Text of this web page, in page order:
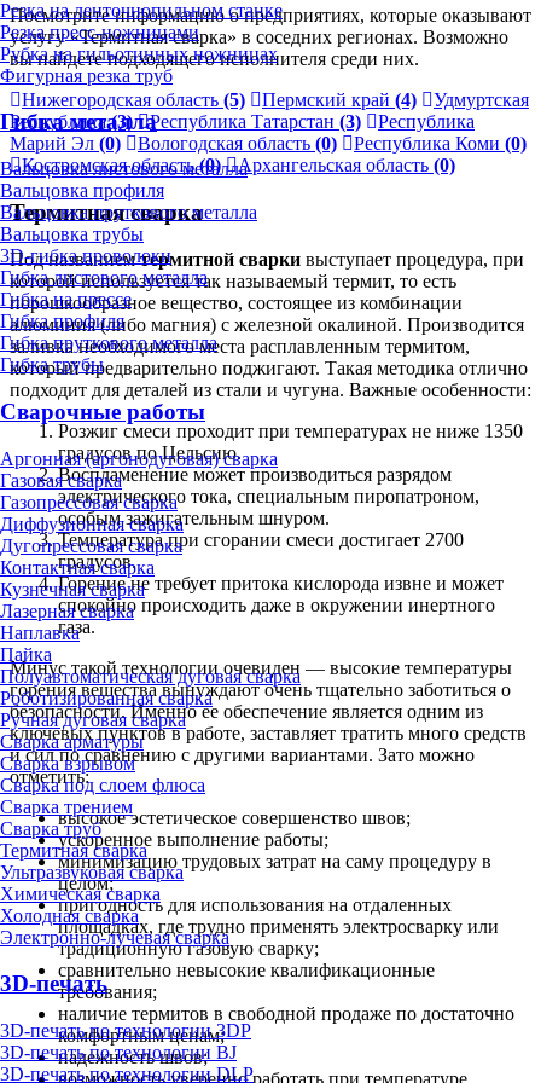
Резка на ленточнопильном станке
Резка пресс-ножницами
Рубка на гильотинных ножницах
Фигурная резка труб
Гибка металла
Вальцовка листового металла
Вальцовка профиля
Вальцовка пруткового металла
Вальцовка трубы
3D-гибка проволоки
Гибка листового металла
Гибка на прессе
Гибка профиля
Гибка пруткового металла
Гибка трубы
Сварочные работы
Аргонная (аргонодуговая) сварка
Газовая сварка
Газопрессовая сварка
Диффузионная сварка
Дугопрессовая сварка
Контактная сварка
Кузнечная сварка
Лазерная сварка
Наплавка
Пайка
Полуавтоматическая дуговая сварка
Роботизированная сварка
Ручная дуговая сварка
Сварка арматуры
Сварка взрывом
Сварка под слоем флюса
Сварка трением
Сварка труб
Термитная сварка
Ультразвуковая сварка
Химическая сварка
Холодная сварка
Электронно-лучевая сварка
3D-печать
3D-печать по технологии 3DP
3D-печать по технологии BJ
3D-печать по технологии DLP
Посмотрите информацию о предприятиях, которые оказывают
услугу «Термитная сварка» в соседних регионах. Возможно
вы найдете подходящего исполнителя среди них.
Нижегородская область (5) Пермский край (4)
Удмуртская
Республика(3) Республика Татарстан (3)
Республика
Марий Эл (0) Вологодская область (0) Республика Коми (0)
Костромская область(0) Архангельская область (0)
Термитная сварка
Под названиемтермитной сварки выступает процедура, при
которой используется так называемый термит, то есть
порошкообразное вещество, состоящее из комбинации
алюминия (либо магния) с железной окалиной. Производится
заливка необходимого места расплавленным термитом,
который предварительно поджигают. Такая методика отлично
подходит для деталей из стали и чугуна. Важные особенности:
Розжиг смеси проходит при температурах не ниже 1350
градусов по Цельсию.
Воспламенение может производиться разрядом
электрического тока, специальным пиропатроном,
особым зажигательным шнуром.
Температура при сгорании смеси достигает 2700
градусов.
Горение не требует притока кислорода извне и может
спокойно происходить даже в окружении инертного
газа.
Минус такой технологии очевиден — высокие температуры
горения вещества вынуждают очень тщательно заботиться о
безопасности. Именно ее обеспечение является одним из
ключевых пунктов в работе, заставляет тратить много средств
и сил по сравнению с другими вариантами. Зато можно
отметить:
высокое эстетическое совершенство швов;
ускоренное выполнение работы;
минимизацию трудовых затрат на саму процедуру в
целом;
пригодность для использования на отдаленных
площадках, где трудно применять электросварку или
традиционную газовую сварку;
сравнительно невысокие квалификационные
требования;
наличие термитов в свободной продаже по достаточно
комфортным ценам;
надежность швов;
возможность уверенно работать при температуре